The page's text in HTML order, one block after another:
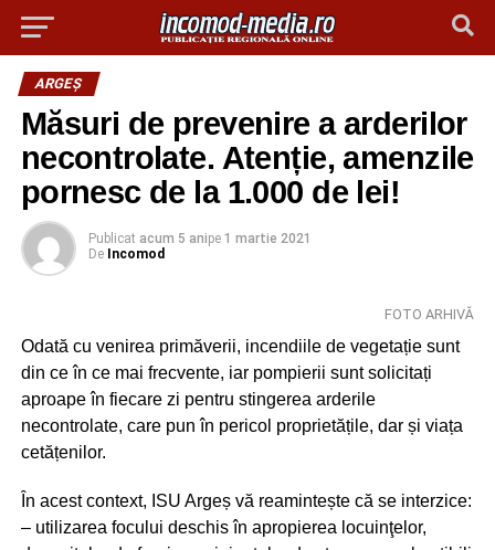
ARGEȘ
Măsuri de prevenire a arderilor
necontrolate. Atenție, amenzile
pornesc de la 1.000 de lei!
Publicat acum 5 anipe 1 martie 2021
De Incomod
FOTO ARHIVĂ
Odată cu venirea primăverii, incendiile de vegetație sunt
din ce în ce mai frecvente, iar pompierii sunt solicitați
aproape în fiecare zi pentru stingerea arderile
necontrolate, care pun în pericol proprietățile, dar și viața
cetățenilor.
În acest context, ISU Argeș vă reamintește că se interzice:
– utilizarea focului deschis în apropierea locuinţelor,